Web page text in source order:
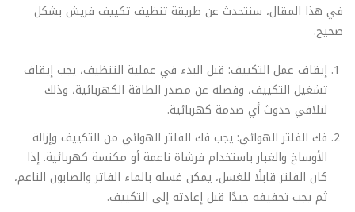
في هذا المقال، سنتحدث عن طريقة تنظيف تكييف فريش بشكل
صحيح.
إيقاف عمل التكييف: قبل البدء في عملية التنظيف، يجب إيقاف
تشغيل التكييف، وفصله عن مصدر الطاقة الكهربائية، وذلك
لتلافي حدوث أي صدمة كهربائية.
فك الفلتر الهوائي: يجب فك الفلتر الهوائي من التكييف وإزالة
الأوساخ والغبار باستخدام فرشاة ناعمة أو مكنسة كهربائية. إذا
كان الفلتر قابلًا للغسل، يمكن غسله بالماء الفاتر والصابون الناعم،
ثم يجب تجفيفه جيدًا قبل إعادته إلى التكييف.